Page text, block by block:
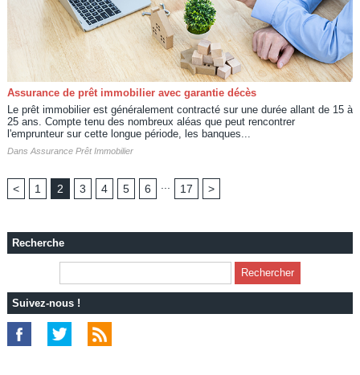
Assurance de prêt immobilier avec garantie décès
Le prêt immobilier est généralement contracté sur une durée allant de 15 à
25 ans. Compte tenu des nombreux aléas que peut rencontrer
l'emprunteur sur cette longue période, les banques...
Dans Assurance Prêt Immobilier
< 1 2 3 4 5 6 17 >
Recherche
Suivez-nous !